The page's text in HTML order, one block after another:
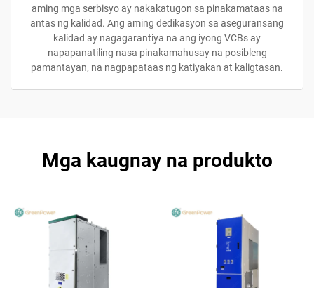
aming mga serbisyo ay nakakatugon sa pinakamataas na
antas ng kalidad. Ang aming dedikasyon sa aseguransang
kalidad ay nagagarantiya na ang iyong VCBs ay
napapanatiling nasa pinakamahusay na posibleng
pamantayan, na nagpapataas ng katiyakan at kaligtasan.
Mga kaugnay na produkto